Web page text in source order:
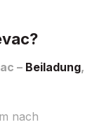
– Beiladung,
nach